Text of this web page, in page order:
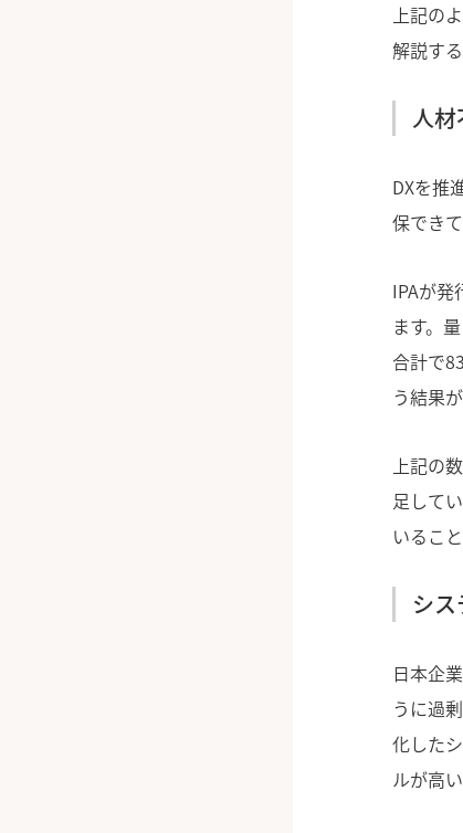
上記の
解説す
人材
DXを推
保でき
IPAが発
ます。
合計で
う結果
上記の
足して
いるこ
シ
日本企
うに過
化した
ルが高